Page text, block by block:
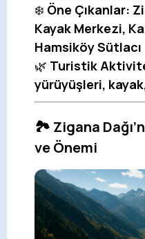
❄️ Öne Çıkanlar:
Kayak Merkezi,
Hamsiköy Sütlacı
🌿 Turistik
yürüyüşleri,
🏞️ Zigana
ve Önemi